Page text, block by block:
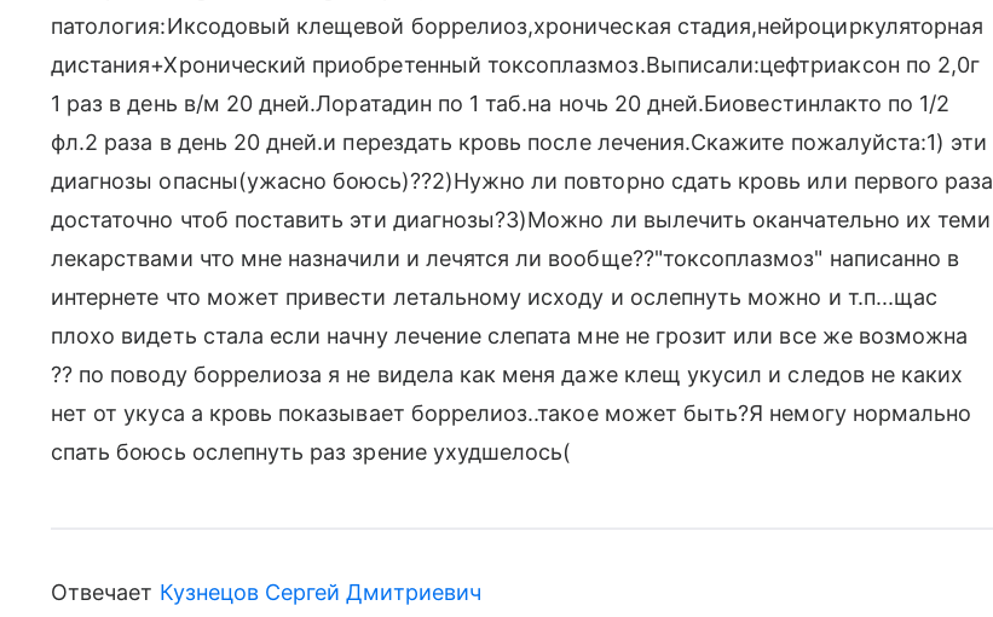
патология:Иксодовый клещевой боррелиоз,хроническая стадия,нейроциркуляторная
дистания+Хронический приобретенный токсоплазмоз.Выписали:цефтриаксон по 2,0г
1 раз в день в/м 20 дней.Лоратадин по 1 таб.на ночь 20 дней.Биовестинлакто по 1/2
фл.2 раза в день 20 дней.и перездать кровь после лечения.Скажите пожалуйста:1) эти
диагнозы опасны(ужасно боюсь)??2)Нужно ли повторно сдать кровь или первого раза
достаточно чтоб поставить эти диагнозы?3)Можно ли вылечить оканчательно их теми
лекарствами что мне назначили и лечятся ли вообще??"токсоплазмоз" написанно в
интернете что может привести летальному исходу и ослепнуть можно и т.п...щас
плохо видеть стала если начну лечение слепата мне не грозит или все же возможна
?? по поводу боррелиоза я не видела как меня даже клещ укусил и следов не каких
нет от укуса а кровь показывает боррелиоз..такое может быть?Я немогу нормально
спать боюсь ослепнуть раз зрение ухудшелось(
Отвечает Кузнецов Сергей Дмитриевич